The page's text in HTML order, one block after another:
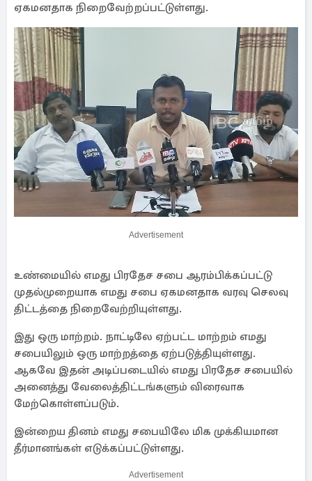
ஏகமனதாக நிறைவேற்றப்பட்டுள்ளது.
Advertisement
உண்மையில் எமது பிரதேச சபை ஆரம்பிக்கப்பட்டு
முதல்முறையாக எமது சபை ஏகமனதாக வரவு செலவு
திட்டத்தை நிறைவேற்றியுள்ளது.
இது ஒரு மாற்றம். நாட்டிலே ஏற்பட்ட மாற்றம் எமது
சபையிலும் ஒரு மாற்றத்தை ஏற்படுத்தியுள்ளது.
ஆகவே இதன் அடிப்படையில் எமது பிரதேச சபையில்
அனைத்து வேலைத்திட்டங்களும் விரைவாக
மேற்கொள்ளப்படும்.
இன்றைய தினம் எமது சபையிலே மிக முக்கியமான
தீர்மானங்கள் எடுக்கப்பட்டுள்ளது.
Advertisement